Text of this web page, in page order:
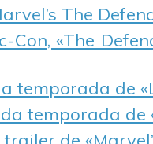
The
Con, «The
temporada de
temporada de